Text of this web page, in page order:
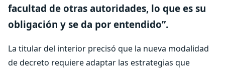
facultad de otras autoridades, lo que es su
obligación y se da por entendido”.
La titular del interior precisó que la nueva modalidad
de decreto requiere adaptar las estrategias que